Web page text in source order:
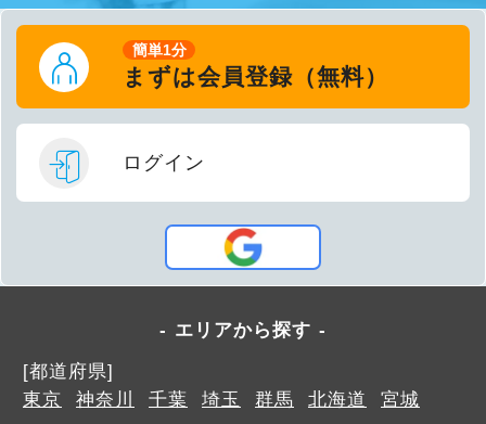
簡単1分
まずは会員登録（無料）
ログイン
エリアから探す
[都道府県]
東京
神奈川 千葉 埼玉 群馬 北海道
宮城